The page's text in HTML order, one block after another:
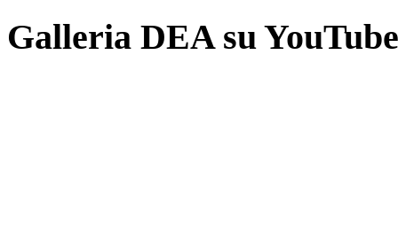
Galleria DEA su YouTube